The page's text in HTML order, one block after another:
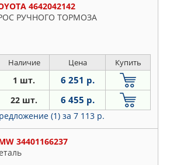
4642042142
РУЧНОГО ТОРМОЗА
Наличие Цена Купить
1 шт. 6 251 р.
22 шт. 6 455 р.
(1) за 7 113 р.
34401166237